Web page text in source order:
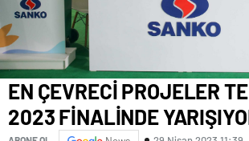
EN ÇEVRECİ PROJELER
2023 FİNALİNDE